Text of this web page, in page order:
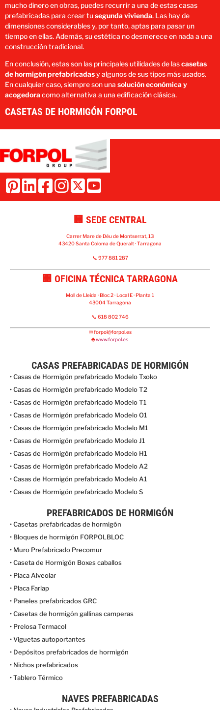
mucho dinero en obras, puedes recurrir a una de estas casas
prefabricadas para crear tusegunda vivienda. Las hay de
dimensiones considerables y, por tanto, aptas para pasar un
tiempo en ellas. Además, su estética no desmerece en nada a una
construcción tradicional.
En conclusión, estas son las principales utilidades de lascasetas
de hormigón prefabricadasy algunos de sus tipos más usados.
En cualquier caso, siempre son una solución económica y
acogedoracomo alternativa a una edificación clásica.
CASETAS DE HORMIGÓN FORPOL
🏢 SEDE CENTRAL
Carrer Mare de Déu de Montserrat, 13
43420 Santa Coloma de Queralt · Tarragona
📞 977 881 287
🏢 OFICINA TÉCNICA TARRAGONA
Moll de Lleida · Bloc 2 · Local E · Planta 1
43004 Tarragona
📞 618 802 746
✉forpol@forpol.es
🌐www.forpol.es
CASAS PREFABRICADAS DE HORMIGÓN
• Casas de Hormigón prefabricado Modelo Txoko
• Casas de Hormigón prefabricado Modelo T2
• Casas de Hormigón prefabricado Modelo T1
• Casas de Hormigón prefabricado Modelo O1
• Casas de Hormigón prefabricado Modelo M1
• Casas de Hormigón prefabricado Modelo J1
• Casas de Hormigón prefabricado Modelo H1
• Casas de Hormigón prefabricado Modelo A2
• Casas de Hormigón prefabricado Modelo A1
• Casas de Hormigón prefabricado Modelo S
PREFABRICADOS DE HORMIGÓN
• Casetas prefabricadas de hormigón
• Bloques de hormigón FORPOLBLOC
• Muro Prefabricado Precomur
• Caseta de Hormigón Boxes caballos
• Placa Alveolar
• Placa Farlap
• Paneles prefabricados GRC
• Casetas de hormigón gallinas camperas
• Prelosa Termacol
• Viguetas autoportantes
• Depósitos prefabricados de hormigón
• Nichos prefabricados
• Tablero Térmico
NAVES PREFABRICADAS